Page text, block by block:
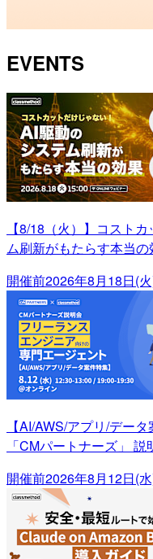
EVENTS
【8/18（火）】コスト
ム刷新がもたらす本当の
開催前2026年8月18日(
【AI/AWS/アプリ/デー
「CMパートナーズ」
開催前2026年8月12日(